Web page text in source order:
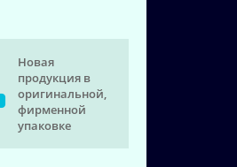
Новая
продукция в
оригинальной,
фирменной
упаковке